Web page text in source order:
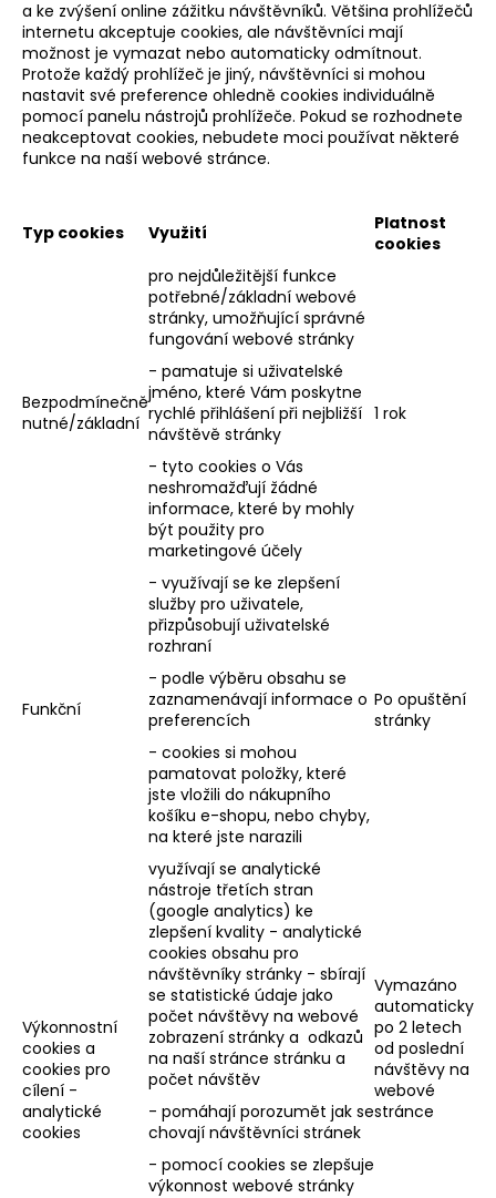
a ke zvýšení online zážitku návštěvníků. Většina prohlížečů
internetu akceptuje cookies, ale návštěvníci mají
možnost je vymazat nebo automaticky odmítnout.
Protože každý prohlížeč je jiný, návštěvníci si mohou
nastavit své preference ohledně cookies individuálně
pomocí panelu nástrojů prohlížeče. Pokud se rozhodnete
neakceptovat cookies, nebudete moci používat některé
funkce na naší webové stránce.
Typ cookies Využití
Platnost
cookies
Bezpodmínečně
nutné/základní
pro nejdůležitější funkce
potřebné/základní webové
stránky, umožňující správné
fungování webové stránky
- pamatuje si uživatelské
jméno, které Vám poskytne
rychlé přihlášení při nejbližší
návštěvě stránky
- tyto cookies o Vás
neshromažďují žádné
informace, které by mohly
být použity pro
marketingové účely
1 rok
Funkční
- využívají se ke zlepšení
služby pro uživatele,
přizpůsobují uživatelské
rozhraní
- podle výběru obsahu se
zaznamenávají informace o
preferencích
- cookies si mohou
pamatovat položky, které
jste vložili do nákupního
košíku e-shopu, nebo chyby,
na které jste narazili
Po opuštění
stránky
Výkonnostní
cookies a
cookies pro
cílení -
analytické
cookies
využívají se analytické
nástroje třetích stran
(google analytics) ke
zlepšení kvality - analytické
cookies obsahu pro
návštěvníky stránky - sbírají
se statistické údaje jako
počet návštěvy na webové
zobrazení stránky a odkazů
na naší stránce stránku a
počet návštěv
- pomáhají porozumět jak se
chovají návštěvníci stránek
- pomocí cookies se zlepšuje
výkonnost webové stránky
Vymazáno
automaticky
po 2 letech
od poslední
návštěvy na
webové
stránce